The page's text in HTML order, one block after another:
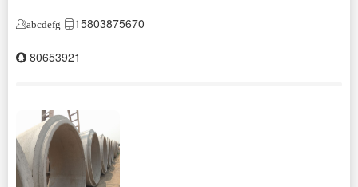
abcdefg 15803875670
80653921